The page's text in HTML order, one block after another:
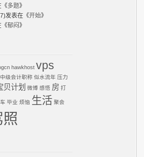
《多题》
发表在《开始》
《郁闷》
hawkhost vps
中级会计职称 似水流年 压力
贝计划 微博 感悟 房 打
毕业 烦恼 生活 聚会
照